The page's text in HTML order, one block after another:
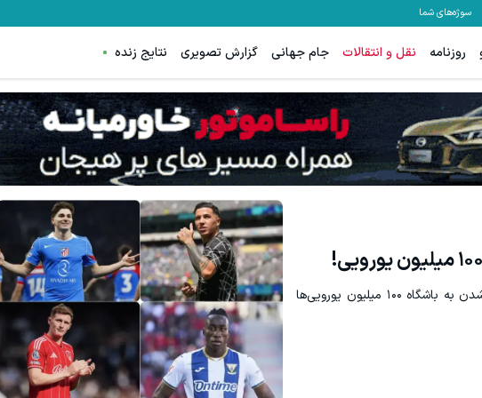
سوژه‌های شما
روزنامه نقل و انتقالات جام جهانی گزارش تصویری نتایج زنده
حداقل شش ستاره در تابستان امسال آماده اضافه شدن به باشگاه ۱۰۰ میلیون یورویی‌ها
فقط در 3 هفته ترمیمش کن!😍 جای این پک تقویت موی جلبک توی حمومت خالیه!45%تخفیف
خرید محصول